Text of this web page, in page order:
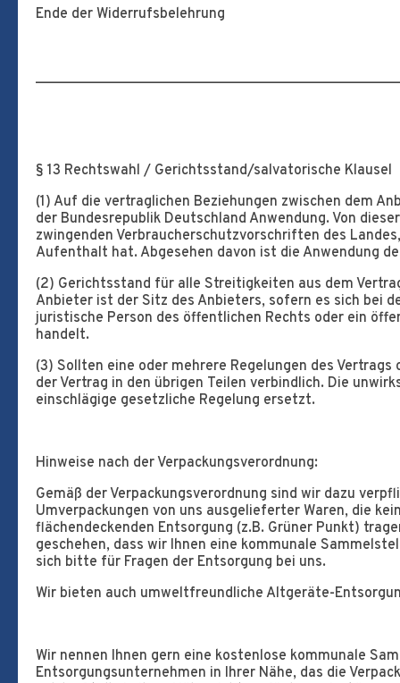
Ende der Widerrufsbelehrung
§ 13 Rechtswahl / Gerichtsstand/salvatorische Klausel
(1) Auf die vertraglichen Beziehungen zwischen dem
der Bundesrepublik Deutschland Anwendung. Von
zwingenden Verbraucherschutzvorschriften des
Aufenthalt hat. Abgesehen davon ist die Anwendung
(2) Gerichtsstand für alle Streitigkeiten aus dem
Anbieter ist der Sitz des Anbieters, sofern es sich bei
juristische Person des öffentlichen Rechts oder ein
handelt.
(3) Sollten eine oder mehrere Regelungen des
der Vertrag in den übrigen Teilen verbindlich. Die
einschlägige gesetzliche Regelung ersetzt.
Hinweise nach der Verpackungsverordnung:
Gemäß der Verpackungsverordnung sind wir dazu
Umverpackungen von uns ausgelieferter Waren, die
flächendeckenden Entsorgung (z.B. Grüner Punkt)
geschehen, dass wir Ihnen eine kommunale
sich bitte für Fragen der Entsorgung bei uns.
Wir bieten auch umweltfreundliche Altgeräte-
Wir nennen Ihnen gern eine kostenlose kommunale
Entsorgungsunternehmen in Ihrer Nähe, das die